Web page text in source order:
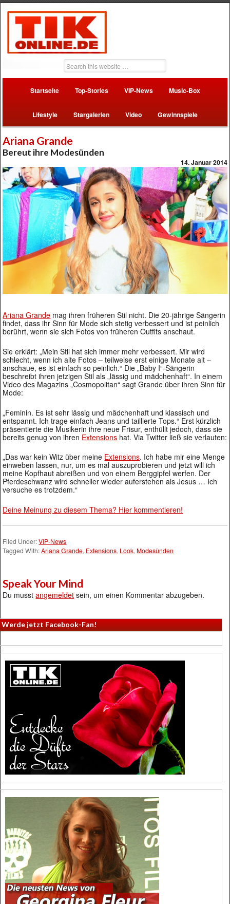
Startseite Top-Stories VIP-News Music-Box
Lifestyle Stargalerien Video Gewinnspiele
Ariana Grande
Bereut ihre Modesünden
14. Januar 2014
Ariana Grande mag ihren früheren Stil nicht. Die 20-jährige Sängerin
findet, dass ihr Sinn für Mode sich stetig verbessert und ist peinlich
berührt, wenn sie sich Fotos von früheren Outfits anschaut.
Sie erklärt: „Mein Stil hat sich immer mehr verbessert. Mir wird
schlecht, wenn ich alte Fotos – teilweise erst einige Monate alt –
anschaue, es ist einfach so peinlich.“ Die „Baby I“-Sängerin
beschreibt ihren jetzigen Stil als „lässig und mädchenhaft“. In einem
Video des Magazins „Cosmopolitan“ sagt Grande über ihren Sinn für
Mode:
„Feminin. Es ist sehr lässig und mädchenhaft und klassisch und
entspannt. Ich trage einfach Jeans und taillierte Tops.“ Erst kürzlich
präsentierte die Musikerin ihre neue Frisur, enthüllt jedoch, dass sie
bereits genug von ihren Extensions hat. Via Twitter ließ sie verlauten:
„Das war kein Witz über meine Extensions. Ich habe mir eine Menge
einweben lassen, nur, um es mal auszuprobieren und jetzt will ich
meine Kopfhaut abreißen und von einem Berggipfel werfen. Der
Pferdeschwanz wird schneller wieder auferstehen als Jesus … Ich
versuche es trotzdem.“
Deine Meinung zu diesem Thema? Hier kommentieren!
Filed Under:VIP-News
Tagged With:Ariana Grande, Extensions, Look, Modesünden
Speak Your Mind
Du musstangemeldet sein, um einen Kommentar abzugeben.
Werde jetzt Facebook-Fan!